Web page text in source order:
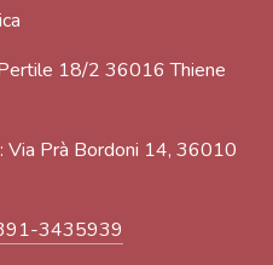
18/2 36016 Thiene
Via Prà Bordoni 14, 36010
3435939